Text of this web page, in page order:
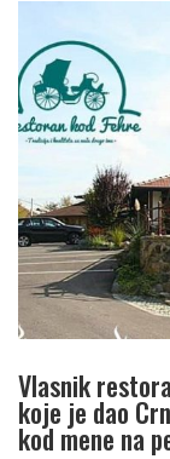
Vlasnik
koje je dao
kod mene na